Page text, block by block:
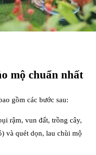
mộ chuẩn nhất
gồm các bước sau:
rậm, vun đất, trồng cây,
và quét dọn, lau chùi mộ